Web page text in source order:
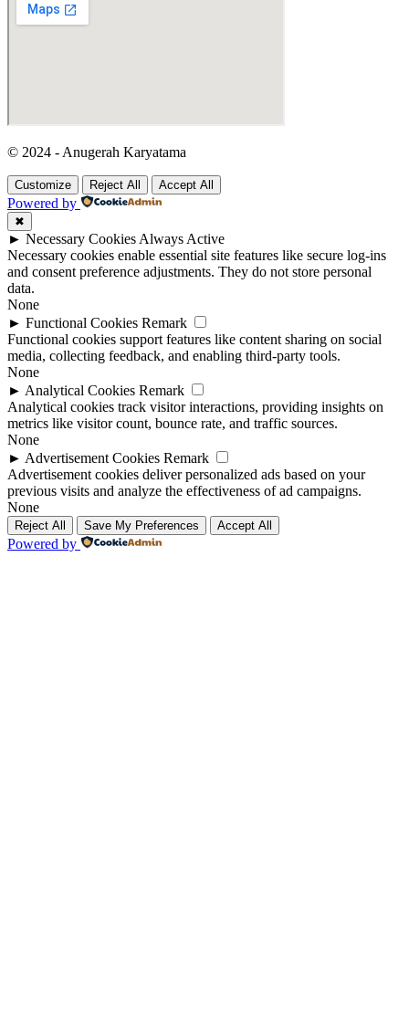
© 2024 - Anugerah Karyatama
Customize Reject All Accept All
Powered by
✖
► Necessary CookiesAlways Active
Necessary cookies enable essential site features like secure log-ins
and consent preference adjustments. They do not store personal
data.
None
► Functional Cookies Remark
Functional cookies support features like content sharing on social
media, collecting feedback, and enabling third-party tools.
None
► Analytical Cookies Remark
Analytical cookies track visitor interactions, providing insights on
metrics like visitor count, bounce rate, and traffic sources.
None
► Advertisement Cookies Remark
Advertisement cookies deliver personalized ads based on your
previous visits and analyze the effectiveness of ad campaigns.
None
Reject All Save My Preferences Accept All
Powered by